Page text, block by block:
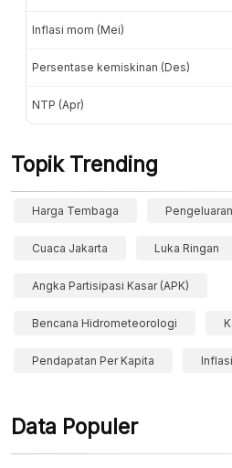
Inflasi mom (Mei)
Persentase kemiskinan (Des)
NTP (Apr)
Topik Trending
Harga Tembaga
Cuaca Jakarta Luka Ringan
Angka Partisipasi Kasar (APK)
Bencana Hidrometeorologi
Pendapatan Per Kapita
Data Populer